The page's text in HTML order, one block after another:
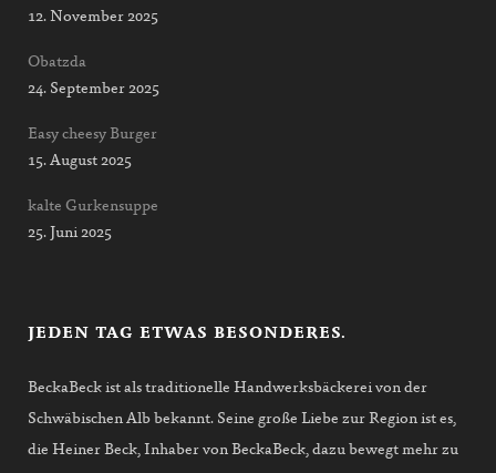
12. November 2025
Obatzda
24. September 2025
Easy cheesy Burger
15. August 2025
kalte Gurkensuppe
25. Juni 2025
JEDEN TAG ETWAS BESONDERES.
BeckaBeck ist als traditionelle Handwerksbäckerei von der
Schwäbischen Alb bekannt. Seine große Liebe zur Region ist es,
die Heiner Beck, Inhaber von BeckaBeck, dazu bewegt mehr zu